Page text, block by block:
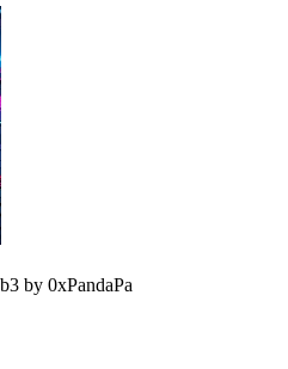
by 0xPandaPa